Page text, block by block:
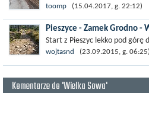
przełęczą jaką zdobywam jest
by dojechać...
toomp (15.04.2017, g. 22:12)
Pieszyce - Zamek Grodno -
Start z Pieszyc lekko pod górę
można poszukać skarbów III
jedziemy do Walimia. Z...
wojtasnd (23.09.2015, g. 06:25)
Komentarze do 'Wielka Sowa'